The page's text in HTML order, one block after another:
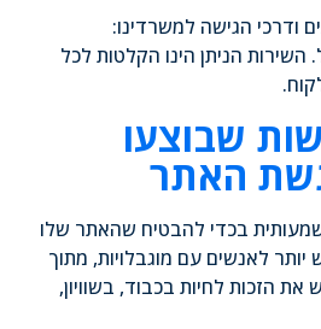
ודרכי הגישה למשרדינו:
הניתן הינו הקלטות לכל
שבוצעו
האתר
בכדי להבטיח שהאתר שלו
יותר לאנשים עם מוגבלויות, מתוך
הזכות לחיות בכבוד, בשוויון,